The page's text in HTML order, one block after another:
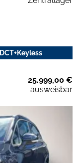
25.999,00 €
ausweisbar